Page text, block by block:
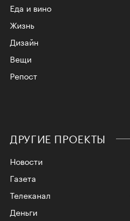
Еда и вино
Жизнь
Дизайн
Вещи
Репост
ДРУГИЕ ПРОЕКТЫ
Новости
Газета
Телеканал
Деньги